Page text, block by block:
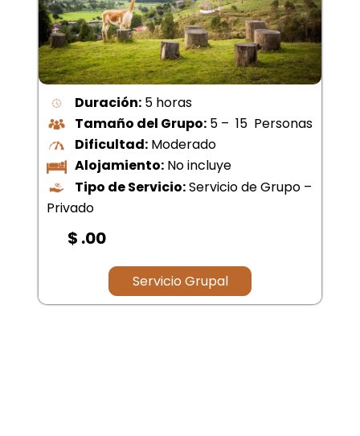
Duración:5 horas
Tamaño del Grupo:5 – 15 Personas
Dificultad:Moderado
Alojamiento:No incluye
Tipo de Servicio:Servicio de Grupo –
Privado
$ .00
Servicio Grupal